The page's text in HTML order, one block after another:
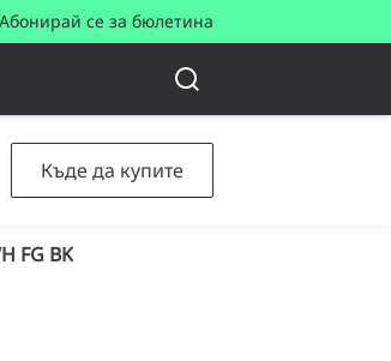
Абонирай се за бюлетина
Къде да купите
FG BK